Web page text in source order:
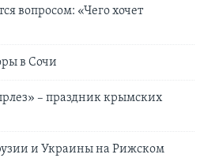
вопросом: «Чего хочет
в Сочи
– праздник крымских
и Украины на Рижском